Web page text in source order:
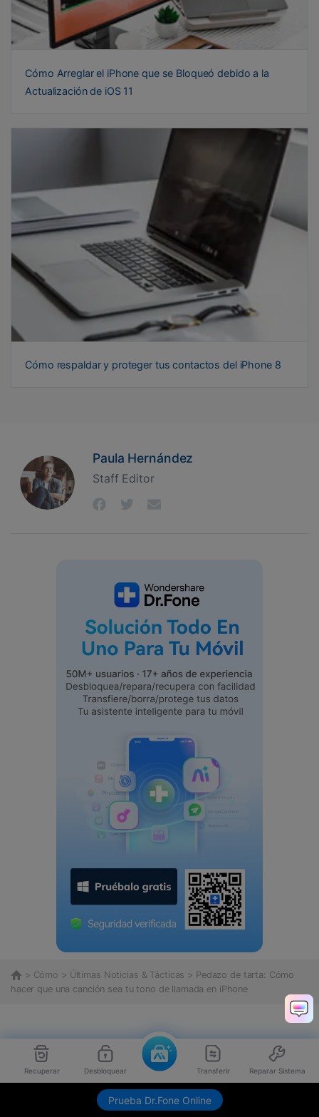
Recuperar Desbloquear Transferir Reparar Sistema
Prueba Dr.Fone Online
Cómo Arreglar el iPhone que se Bloqueó debido a la
Actualización de iOS 11
Cómo respaldar y proteger tus contactos del iPhone 8
Paula Hernández
Staff Editor
> Cómo > Últimas Noticias & Tácticas > Pedazo de tarta: Cómo
hacer que una canción sea tu tono de llamada en iPhone